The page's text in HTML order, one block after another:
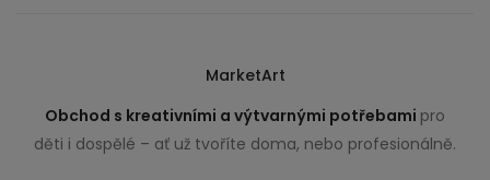
MarketArt
Obchod s kreativními a výtvarnými potřebami pro
děti i dospělé – ať už tvoříte doma, nebo profesionálně.